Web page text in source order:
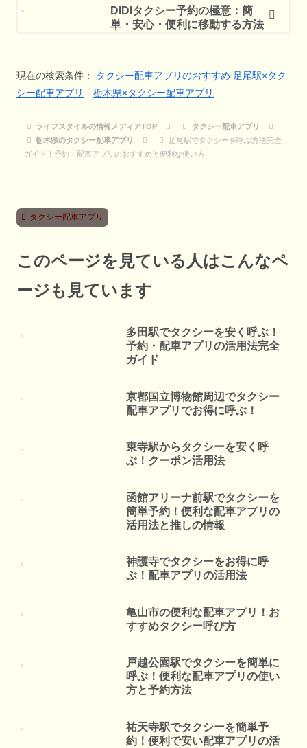
DIDIタクシー予約の極意：簡
単・安心・便利に移動する方法
現在の検索条件： タクシー配車アプリのおすすめ 足尾駅×タク
シー配車アプリ
栃木県×タクシー配車アプリ
ライフスタイルの情報メディアTOP
タクシー配車アプリ
栃木県のタクシー配車アプリ
足尾駅でタクシーを呼ぶ方法完全
ガイド！予約・配車アプリのおすすめと便利な使い方
タクシー配車アプリ
このページを見ている人はこんなペ
ージも見ています
多田駅でタクシーを安く呼ぶ！
予約・配車アプリの活用法完全
ガイド
京都国立博物館周辺でタクシー
配車アプリでお得に呼ぶ！
東寺駅からタクシーを安く呼
ぶ！クーポン活用法
函館アリーナ前駅でタクシーを
簡単予約！便利な配車アプリの
活用法と推しの情報
神護寺でタクシーをお得に呼
ぶ！配車アプリの活用法
亀山市の便利な配車アプリ！お
すすめタクシー呼び方
戸越公園駅でタクシーを簡単に
呼ぶ！便利な配車アプリの使い
方と予約方法
祐天寺駅でタクシーを簡単予
約！便利で安い配車アプリの活